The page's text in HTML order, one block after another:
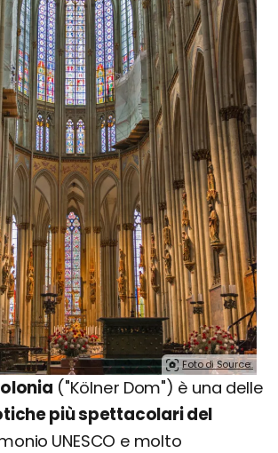
Foto di Source:.
("Kölner Dom") è una delle
più spettacolari del
UNESCO e molto